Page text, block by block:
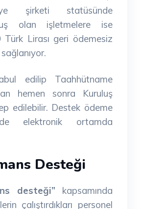
şirketi statüsünde
olan işletmelere ise
Türk Lirası geri ödemesiz
edilip Taahhütname
hemen sonra Kuruluş
edilebilir. Destek ödeme
elektronik ortamda
Desteği
desteği” kapsamında
çalıştırdıkları personel